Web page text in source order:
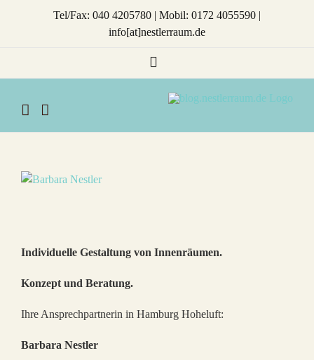
Tel/Fax: 040 4205780 | Mobil: 0172 4055590 |
info[at]nestlerraum.de
Individuelle Gestaltung von Innenräumen.
Konzept und Beratung.
Ihre Ansprechpartnerin in Hamburg Hoheluft:
Barbara Nestler